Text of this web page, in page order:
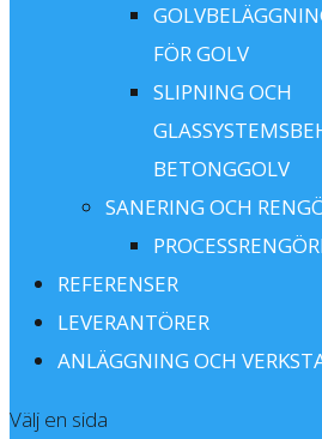
FÖR GOLV
SLIPNING OCH
BETONGGOLV
SANERING OCH
REFERENSER
LEVERANTÖRER
ANLÄGGNING OCH
Välj en sida